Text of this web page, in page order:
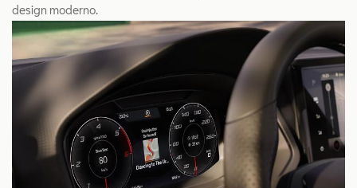
design moderno.